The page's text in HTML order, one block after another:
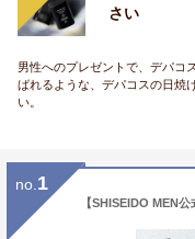
さい
男性へのプレゼントで、デパコ
ばれるような、デパコスの日焼
い。
no. 1